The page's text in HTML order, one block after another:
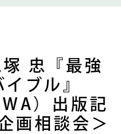
忠『最強
ブル』
）出版記
画相談会＞